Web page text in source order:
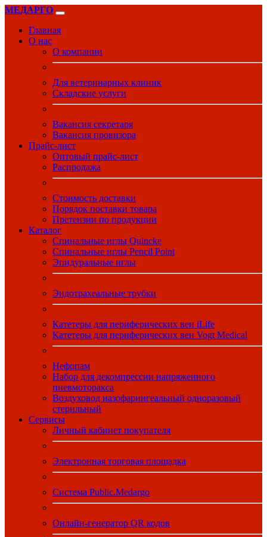
МЕДАРГО
Главная
О нас
О компании
Для ветеринарных клиник
Складские услуги
Вакансия секретаря
Вакансия провизора
Прайс-лист
Оптовый прайс-лист
Распродажа
Стоимость доставки
Порядок поставки товара
Претензии по продукции
Каталог
Спинальные иглы Quincke
Спинальные иглы Pencil Point
Эпидуральные иглы
Эндотрахеальные трубки
Катетеры для периферических вен iLife
Катетеры для периферических вен Vogt Medical
Нефопам
Набор для декомпрессии напряженного
пневмоторакса
Воздуховод назофарингеальный одноразовый
стерильный
Сервисы
Личный кабинет покупателя
Электронная торговая площадка
Система Public.Medargo
Онлайн-генератор QR кодов